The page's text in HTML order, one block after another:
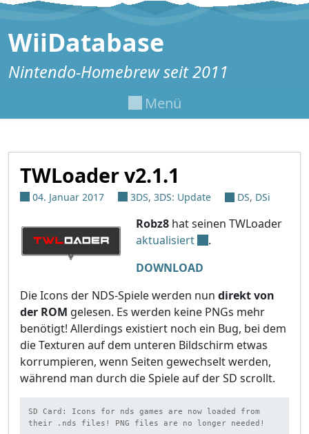
Zum Inhalt springen
WiiDatabase
Nintendo-Homebrew seit 2011
Menü
TWLoader v2.1.1
04. Januar 2017 3DS, 3DS: Update DS, DSi
Robz8 hat seinen TWLoader
aktualisiert
.
DOWNLOAD
Die Icons der NDS-Spiele werden nun direkt von
der ROM gelesen. Es werden keine PNGs mehr
benötigt! Allerdings existiert noch ein Bug, bei dem
die Texturen auf dem unteren Bildschirm etwas
korrumpieren, wenn Seiten gewechselt werden,
während man durch die Spiele auf der SD scrollt.
SD Card: Icons for nds games are now loaded from
their .nds files! PNG files are no longer needed!